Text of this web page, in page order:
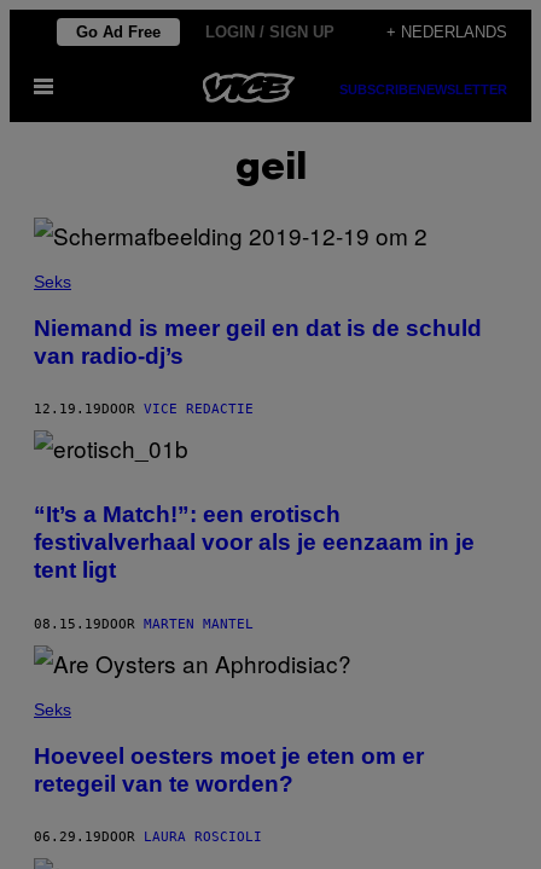
de
Go Ad Free LOGIN / SIGN UP + NEDERLANDS
Open
SUBSCRIBENEWSLETTER
geil
Seks
Niemand is meer geil en dat is de schuld
van radio-dj’s
12.19.19 DOOR VICE REDACTIE
“It’s a Match!”: een erotisch
festivalverhaal voor als je eenzaam in je
tent ligt
08.15.19DOOR MARTEN MANTEL
Seks
Hoeveel oesters moet je eten om er
retegeil van te worden?
06.29.19 DOOR LAURA ROSCIOLI